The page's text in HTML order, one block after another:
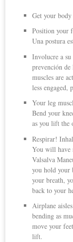
Get your
Position your
Una postura
Involucre a
prevención de
muscles are
less
Your leg
Bend your
as you lift the
Respirar!
You will have
Valsalva
you hold
your breath,
back to your
Airplane
bending as
move your
lift.